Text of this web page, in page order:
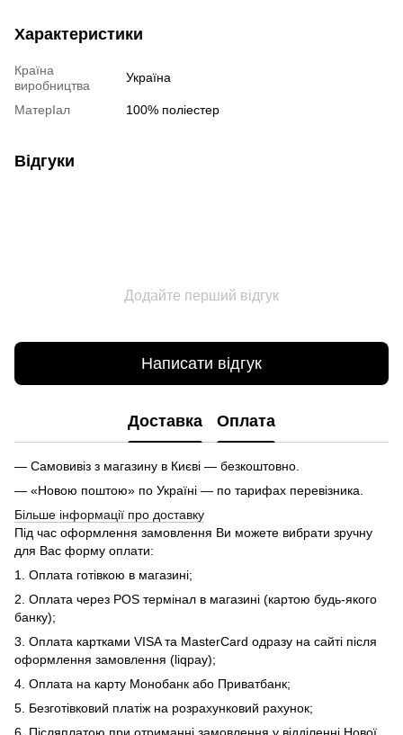
Характеристики
Країна
виробництва
Україна
МатерІал 100% поліестер
Відгуки
Додайте перший відгук
Написати відгук
Доставка Оплата
— Самовивіз з магазину в Києві — безкоштовно.
— «Новою поштою» по Україні — по тарифах перевізника.
Більше інформації про доставку
Під час оформлення замовлення Ви можете вибрати зручну
для Вас форму оплати:
1. Оплата готівкою в магазині;
2. Оплата через POS термінал в магазині (картою будь-якого
банку);
3. Оплата картками VISA та MasterCard одразу на сайті після
оформлення замовлення (liqpay);
4. Оплата на карту Монобанк або Приватбанк;
5. Безготівковий платіж на розрахунковий рахунок;